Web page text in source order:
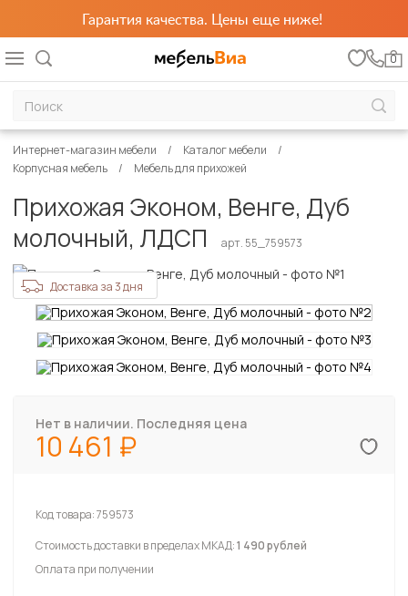
Гарантия качества. Цены еще ниже!
0
Интернет-магазин мебели
Каталог мебели
Корпусная мебель
Мебель для прихожей
Прихожая Эконом, Венге, Дуб
молочный, ЛДСП
арт. 55_759573
Доставка за 3 дня
Нет в наличии. Последняя цена
10 461
Код товара:759573
Стоимость доставки в пределах МКАД:1 490 рублей
Оплата при получении